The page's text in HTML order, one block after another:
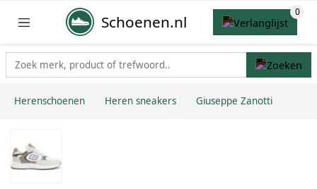
Schoenen.nl
Herenschoenen Heren sneakers Giuseppe Zanotti